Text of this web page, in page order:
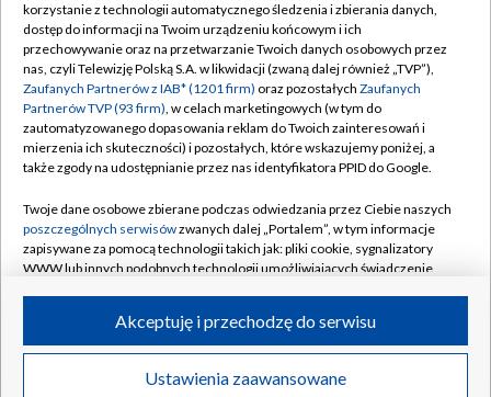
TVP
Abonament TVP
Emisja w TVP
Centrum informacji TVP
Naziemna Telewizja Cyfrowa
Rada Programowa
System NOS
Informacje o nadawcy
Program dla prasy
Regulamin TVP
Polityka prywatności
Moje zgody
Pomoc
Kontakt
Kanały
©2026 Telewizja Polska S.A. w likwidacji
korzystanie z technologii automatycznego śledzenia i zbierania danych,
dostęp do informacji na Twoim urządzeniu końcowym i ich
przechowywanie oraz na przetwarzanie Twoich danych osobowych przez
nas, czyli Telewizję Polską S.A. w likwidacji (zwaną dalej również „TVP”),
Zaufanych Partnerów z IAB* (1201 firm) oraz pozostałych Zaufanych
Partnerów TVP (93 firm), w celach marketingowych (w tym do
zautomatyzowanego dopasowania reklam do Twoich zainteresowań i
mierzenia ich skuteczności) i pozostałych, które wskazujemy poniżej, a
także zgody na udostępnianie przez nas identyfikatora PPID do Google.
Twoje dane osobowe zbierane podczas odwiedzania przez Ciebie naszych
poszczególnych serwisówzwanych dalej „Portalem”, w tym informacje
zapisywane za pomocą technologii takich jak: pliki cookie, sygnalizatory
WWW lub innych podobnych technologii umożliwiających świadczenie
ruchu w Internecie.
Twoje dane osobowe zbierane podczas odwiedzania przez Ciebie
poszczególnych serwisówna Portalu, takie jak adresy IP, identyfikatory
Ustawienia zaawansowane
Akceptuję i przechodzę do serwisu